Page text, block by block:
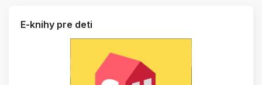
E-knihy pre deti